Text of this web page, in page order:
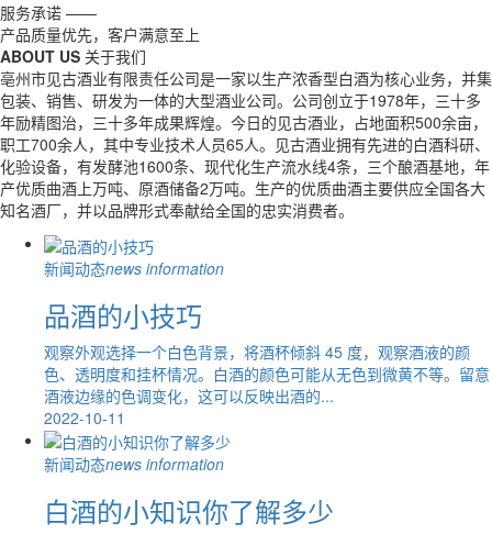
服务承诺 ——
产品质量优先，客户满意至上
ABOUT US 关于我们
亳州市见古酒业有限责任公司是一家以生产浓香型白酒为核心业务，并集
包装、销售、研发为一体的大型酒业公司。公司创立于1978年，三十多
年励精图治，三十多年成果辉煌。今日的见古酒业，占地面积500余亩，
职工700余人，其中专业技术人员65人。见古酒业拥有先进的白酒科研、
化验设备，有发酵池1600条、现代化生产流水线4条，三个酿酒基地，年
产优质曲酒上万吨、原酒储备2万吨。生产的优质曲酒主要供应全国各大
知名酒厂，并以品牌形式奉献给全国的忠实消费者。
新闻动态news information
品酒的小技巧
观察外观选择一个白色背景，将酒杯倾斜 45 度，观察酒液的颜
色、透明度和挂杯情况。白酒的颜色可能从无色到微黄不等。留意
酒液边缘的色调变化，这可以反映出酒的...
2022-10-11
新闻动态news information
白酒的小知识你了解多少